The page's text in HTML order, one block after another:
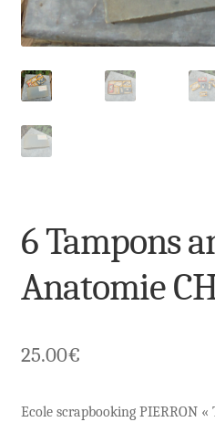
6 Tampons
Anatomie
25.00€
Ecole scrapbooking PIERRON